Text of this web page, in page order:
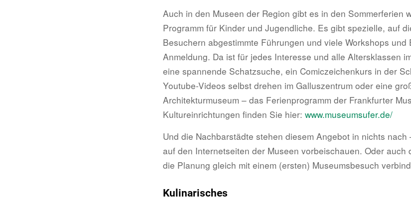
Auch in den Museen der Region gibt es in den Sommerferien
Programm für Kinder und Jugendliche. Es gibt spezielle, auf
Besuchern abgestimmte Führungen und viele Workshops und
Anmeldung. Da ist für jedes Interesse und alle Altersklassen
eine spannende Schatzsuche, ein Comiczeichenkurs in der
Youtube-Videos selbst drehen im Galluszentrum oder eine
Architekturmuseum – das Ferienprogramm der Frankfurter
Kultureinrichtungen finden Sie hier: www.museumsufer.de/
Und die Nachbarstädte stehen diesem Angebot in nichts nach
auf den Internetseiten der Museen vorbeischauen. Oder auch
die Planung gleich mit einem (ersten) Museumsbesuch
Kulinarisches